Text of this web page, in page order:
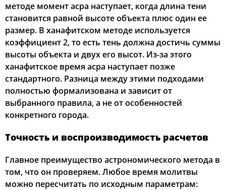
методе момент асра наступает, когда длина тени
становится равной высоте объекта плюс один ее
размер. В ханафитском методе используется
коэффициент 2, то есть тень должна достичь суммы
высоты объекта и двух его высот. Из-за этого
ханафитское время асра наступает позже
стандартного. Разница между этими подходами
полностью формализована и зависит от
выбранного правила, а не от особенностей
конкретного города.
Точность и воспроизводимость расчетов
Главное преимущество астрономического метода в
том, что он проверяем. Любое время молитвы
можно пересчитать по исходным параметрам: